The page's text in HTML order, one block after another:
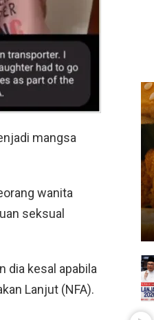
mangsa
wanita
seksual
dia kesal apabila
Lanjut (NFA).